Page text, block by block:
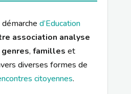
d’Education
association analyse
genres,familles et
diverses formes de
citoyennes.